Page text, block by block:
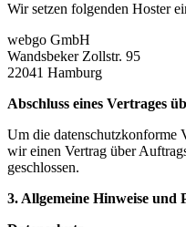
Wir setzen folgenden Hoster
webgo GmbH
Wandsbeker Zollstr. 95
22041 Hamburg
Abschluss eines Vertrages
Um die datenschutzkonforme
wir einen Vertrag über
geschlossen.
3. Allgemeine Hinweise